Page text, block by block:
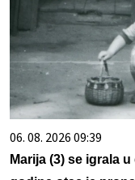
06. 08. 2026 09:39
Marija (3) se igrala